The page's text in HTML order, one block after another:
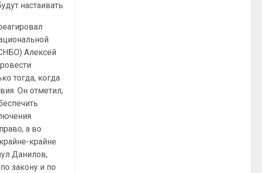
настаивать.
Алексей
тогда, когда
Он отметил,
а во
крайне
Данилов,
закону и по